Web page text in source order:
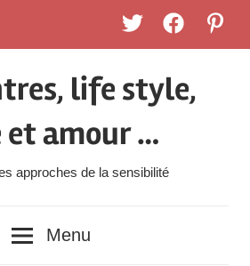
TwitterFaceBook
life style,
et amour …
approches de la sensibilité
Menu